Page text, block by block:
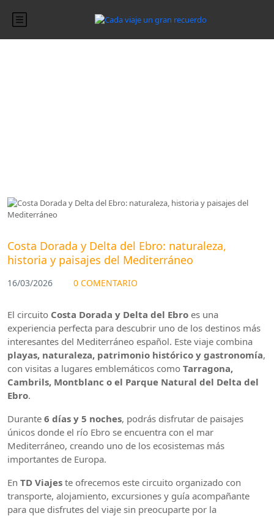
Costa Dorada y Delta del Ebro: naturaleza,
historia y paisajes del Mediterráneo
16/03/2026 0 COMENTARIO
El circuito Costa Dorada y Delta del Ebro es una
experiencia perfecta para descubrir uno de los destinos más
interesantes del Mediterráneo español. Este viaje combina
playas, naturaleza, patrimonio histórico y gastronomía,
con visitas a lugares emblemáticos como Tarragona,
Cambrils, Montblanc o el Parque Natural del Delta del
Ebro.
Durante 6 días y 5 noches, podrás disfrutar de paisajes
únicos donde el río Ebro se encuentra con el mar
Mediterráneo, creando uno de los ecosistemas más
importantes de Europa.
En TD Viajes te ofrecemos este circuito organizado con
transporte, alojamiento, excursiones y guía acompañante
para que disfrutes del viaje sin preocuparte por la